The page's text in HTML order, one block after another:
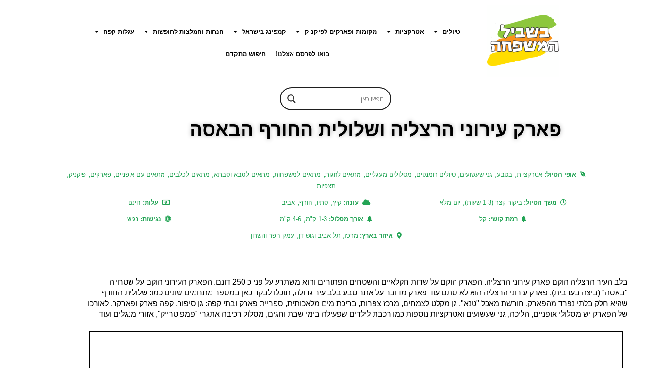
טיולים אטרקציות מקומות ופארקים לפיקניק קמפינג בישראל הנחות והמלצות לחופשות עגלות קפה
בואו לפרסם אצלנו! חיפוש מתקדם
פארק עירוני הרצליה ושלולית החורף הבאסה
אופי הטיול:אטרקציות, בטבע, גני שעשועים, טיולים רומנטים, מסלולים מעגליים, מתאים לזוגות, מתאים למשפחות, מתאים לסבא וסבתא, מתאים לכלבים, מתאים עם אופניים, פארקים, פיקניק,
תצפיות
משך הטיול:ביקור קצר (1-3 שעות) , יום מלא עונה: קיץ, סתיו, חורף, אביב עלות: חינם
רמת קושי: קל אורך מסלול: 1-3 ק"מ , 4-6 ק"מ נגישות: נגיש
איזור בארץ: מרכז, תל אביב וגוש דן, עמק חפר והשרון
בלב העיר הרצליה הוקם פארק עירוני הרצליה. הפארק הוקם על שדות חקלאיים והשטחים הפתוחים והוא משתרע על פני כ 250 דונם. הפארק העירוני הוקם על שטחי ה
"באסה" (ביצה בערבית). פארק עירוני הרצליה הוא לא סתם עוד פארק מדובר על אתר טבע בלב עיר גדולה, תוכלו לבקר כאן במספר מתחמים שונים כמו: שלולית החורף
שהיא חלק בלתי נפרד מהפארק, חורשת מאכל "טנא", גן מקלט לצמחים, מרכז צפרות, בריכת מים מלאכותית, ספריית פארק ובתי קפה: גן סיפור, קפה פארק ופארקר. לאורכו
של הפארק יש מסלולי אופניים, הליכה, גני שעשועים ואטרקציות נוספות כמו רכבת לילדים שפעילה בימי שבת וחגים, מסלול רכיבה אתגרי "פמפ טרייק", אזורי מנגלים ועוד.